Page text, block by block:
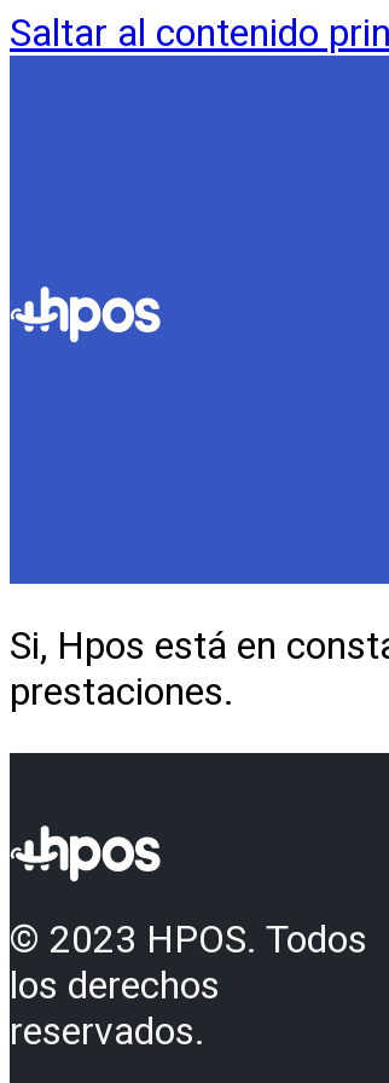
Saltar al contenido
Si, Hpos está en
prestaciones.
© 2023 HPOS. Todos
los derechos
reservados.